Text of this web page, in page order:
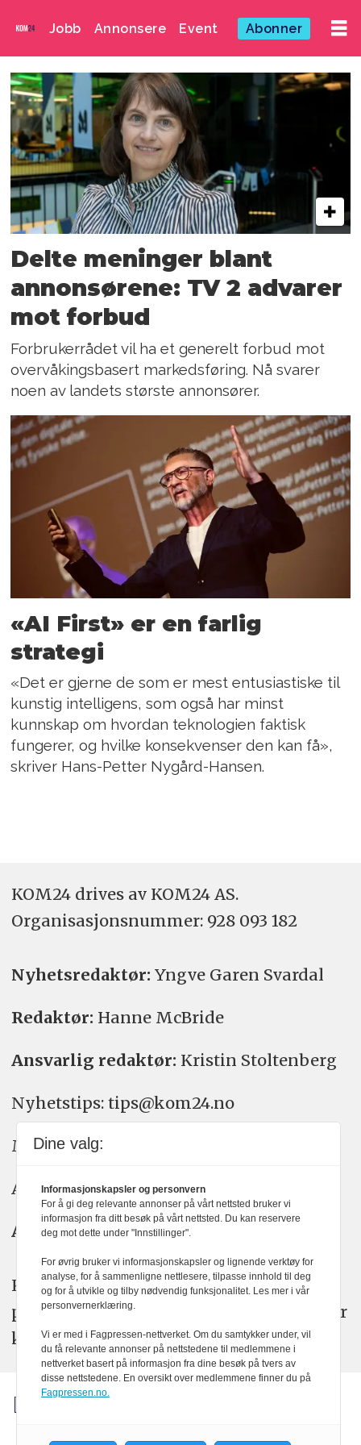
Jobb Annonsere Event Abonner
Emne:
teknologigiganter
Delte meninger blant
annonsørene: TV 2 advarer
mot forbud
Forbrukerrådet vil ha et generelt forbud mot
overvåkingsbasert markedsføring. Nå svarer
noen av landets største annonsører.
«AI First» er en farlig
strategi
«Det er gjerne de som er mest entusiastiske til
kunstig intelligens, som også har minst
kunnskap om hvordan teknologien faktisk
fungerer, og hvilke konsekvenser den kan få»,
skriver Hans-Petter Nygård-Hansen.
KOM24 drives av KOM24 AS.
Organisasjons­nummer: 928 093 182
Nyhetsredaktør: Yngve Garen Svardal
Redaktør: Hanne McBride
Ansvarlig redaktør: Kristin Stoltenberg
Nyhetstips: tips@kom24.no
Meninger: meninger@kom24.no
Annonse: annonse@watchmedia.no
Abonnement:kom24@watchmedia.no
KOM24 arbeider etter Vær Varsom-
plakatens regler for god presseskikk. Her
kan du lese mer omPFUsarbeid.
Dine valg:
Informasjonskapsler og personvern
For å gi deg relevante annonser på vårt nettsted bruker vi
informasjon fra ditt besøk på vårt nettsted. Du kan reservere
deg mot dette under "Innstillinger".
For øvrig bruker vi informasjonskapsler og lignende verktøy for
analyse, for å sammenligne nettlesere, tilpasse innhold til deg
og for å utvikle og tilby nødvendig funksjonalitet. Les mer i vår
personvernerklæring.
Vi er med i Fagpressen-nettverket. Om du samtykker under, vil
du få relevante annonser på nettstedene til medlemmene i
nettverket basert på informasjon fra dine besøk på tvers av
disse nettstedene. En oversikt over medlemmene finner du på
Fagpressen.no.